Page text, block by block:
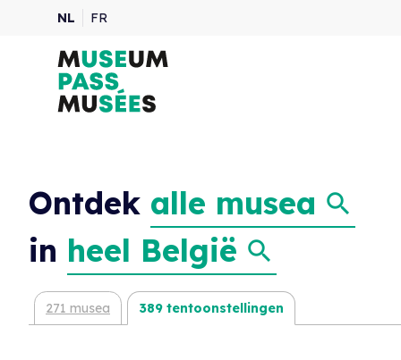
NL FR
Ontdek alle musea
in heel België
271 musea 389 tentoonstellingen